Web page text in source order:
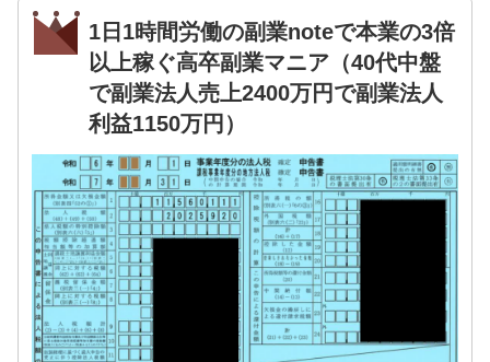
1日1時間労働の副業noteで本業の3倍
以上稼ぐ高卒副業マニア（40代中盤
で副業法人売上2400万円で副業法人
利益1150万円）